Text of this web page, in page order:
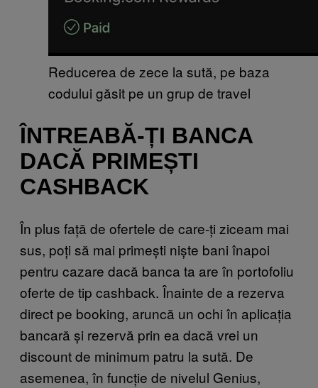
Reducerea de zece la sută, pe baza
codului găsit pe un grup de travel
ÎNTREABĂ-ȚI BANCA
DACĂ PRIMEȘTI
CASHBACK
În plus față de ofertele de care-ți ziceam mai
sus, poți să mai primești niște bani înapoi
pentru cazare dacă banca ta are în portofoliu
oferte de tip cashback. Înainte de a rezerva
direct pe booking, aruncă un ochi în aplicația
bancară și rezervă prin ea dacă vrei un
discount de minimum patru la sută. De
asemenea, în funcție de nivelul Genius,